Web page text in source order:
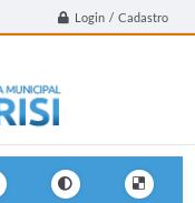
Login / Cadastro